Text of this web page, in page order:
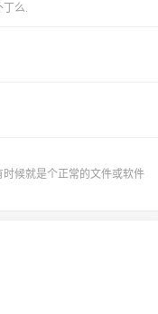
么.
候就是个正常的文件或软件